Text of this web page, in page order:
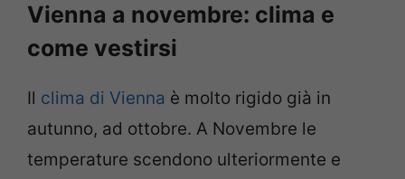
Vienna a novembre: clima e
come vestirsi
Il clima di Vienna è molto rigido già in
autunno, ad ottobre. A Novembre le
temperature scendono ulteriormente e